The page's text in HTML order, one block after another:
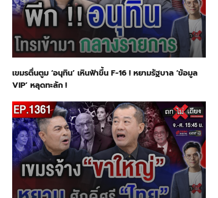
เขมรตื่นตูม ‘อนุทิน’ เหินฟ้าขึ้น F-16 ! หยามรัฐบาล ‘ข้อมูล
VIP’ หลุดทะลัก !